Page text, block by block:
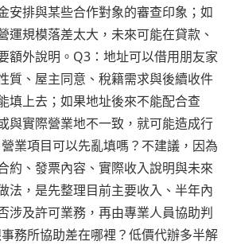
安排與某些合作對象的審查印象；如
運規模落差太大，未來可能在貸款、
額外說明。Q3：地址可以借用朋友家
質、屋主同意、稅籍需求與後續收件
填上去；如果地址後來不能配合查
與實際營業地不一致，就可能造成行
業項目可以先亂填嗎？不建議，因為
約、發票內容、實際收入說明與未來
法，是先整理目前主要收入、半年內
涉及許可業務，再由專業人員協助判
務所協助差在哪裡？低價代辦多半解